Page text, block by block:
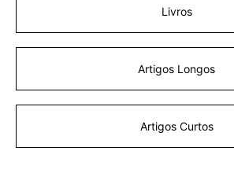
Livros
Artigos Longos
Artigos Curtos